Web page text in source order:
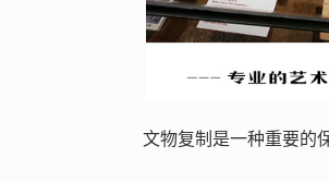
文物复制是一种重要的